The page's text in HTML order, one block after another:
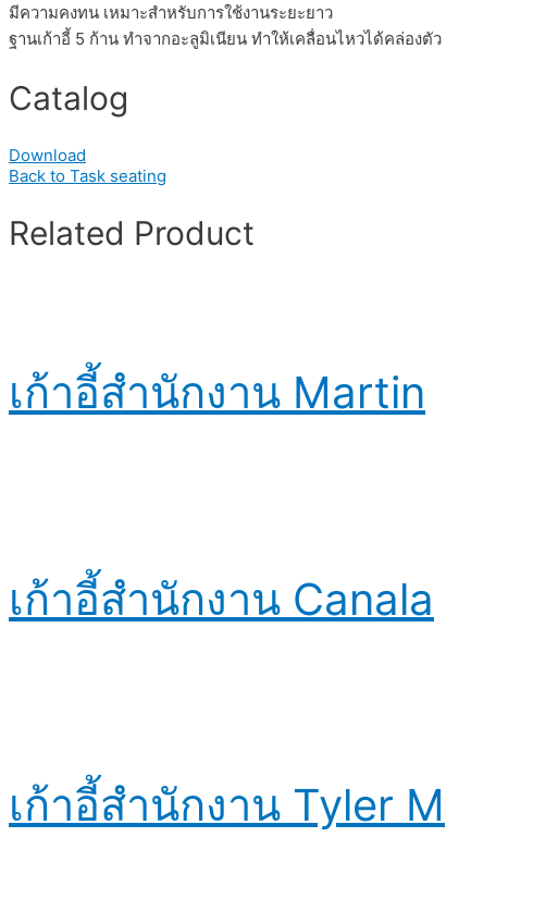
มีความคงทน เหมาะสำหรับการใช้งานระยะยาว
ฐานเก้าอี้ 5 ก้าน ทำจากอะลูมิเนียน ทำให้เคลื่อนไหวได้คล่องตัว
Catalog
Download
Back to Task seating
Related Product
เก้าอี้สำนักงาน Martin
เก้าอี้สำนักงาน Canala
เก้าอี้สำนักงาน Tyler M